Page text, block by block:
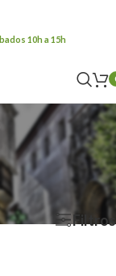
10h a 15h
Filtros